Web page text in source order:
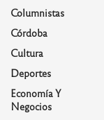
Columnistas
Córdoba
Cultura
Deportes
Economía Y
Negocios